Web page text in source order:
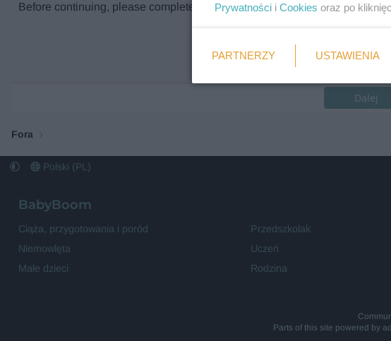
Before continuing, please complete the verification check.
Weryfikacja
Wymagane
Dalej
Fora
Polski (PL)
BabyBoom
Ciąża, przygotowania i poród
Niemowlęta
Małe dzieci
Przedszkolak
Uczeń
Rodzina
Parts of this site powered by
Prywatności i Cookies oraz po
PARTNERZY USTAWIENIA